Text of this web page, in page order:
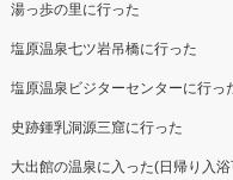
湯っ歩の里に行った
塩原温泉七ツ岩吊橋に行った
塩原温泉ビジターセンターに行っ
史跡鍾乳洞源三窟に行った
大出館の温泉に入った(日帰り入